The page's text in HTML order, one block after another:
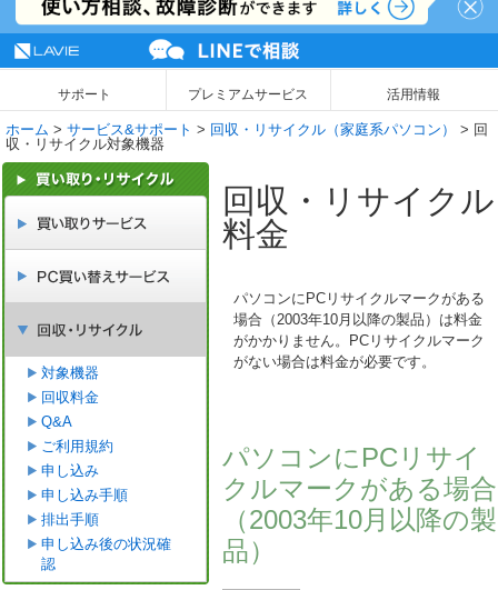
NEC LAVIE公式サイト
サポート プレミアムサービス 活用情報
ホーム > サービス&サポート > 回収・リサイクル（家庭系パソコン）
> 回
収・リサイクル対象機器
回収・リサイクル
料金
パソコンにPCリサイクルマークがある
場合（2003年10月以降の製品）は料金
がかかりません。PCリサイクルマーク
がない場合は料金が必要です。
パソコンにPCリサイ
クルマークがある場合
（2003年10月以降の製
品）
対象機器
回収料金
Q&A
ご利用規約
申し込み
申し込み手順
排出手順
申し込み後の状況確
認